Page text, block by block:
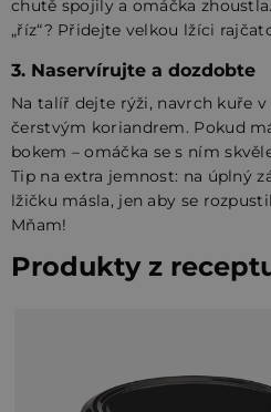
chutě spojily a omáčka
„říz“? Přidejte velkou lžíci
3. Naservírujte a dozdobte
Na talíř dejte rýži, navrch kuře
čerstvým koriandrem. Pokud
bokem – omáčka se s ním
Tip na extra jemnost: na úplný
lžičku másla, jen aby se
Mňam!
Produkty z